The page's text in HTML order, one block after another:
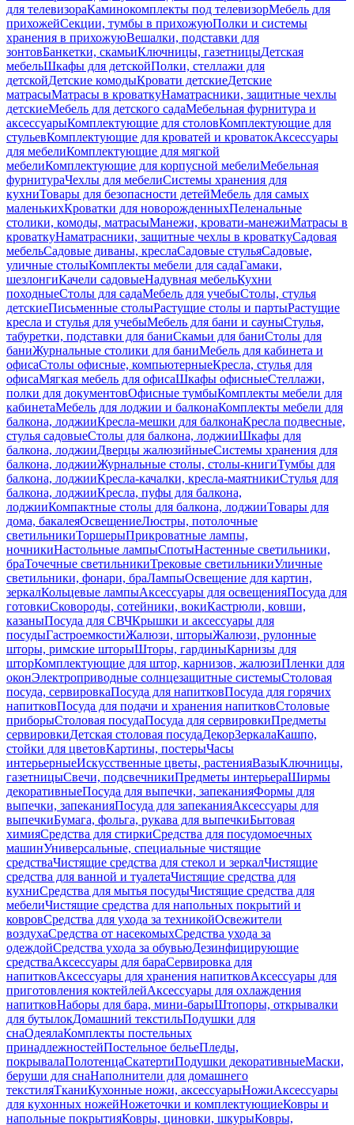
для телевизораКаминокомплекты под телевизорМебель для
прихожейСекции, тумбы в прихожуюПолки и системы
хранения в прихожуюВешалки, подставки для
зонтовБанкетки, скамьиКлючницы, газетницыДетская
мебельШкафы для детскойПолки, стеллажи для
детскойДетские комодыКровати детскиеДетские
матрасыМатрасы в кроваткуНаматрасники, защитные чехлы
детскиеМебель для детского садаМебельная фурнитура и
аксессуарыКомплектующие для столовКомплектующие для
стульевКомплектующие для кроватей и кроватокАксессуары
для мебелиКомплектующие для мягкой
мебелиКомплектующие для корпусной мебелиМебельная
фурнитураЧехлы для мебелиСистемы хранения для
кухниТовары для безопасности детейМебель для самых
маленькихКроватки для новорожденныхПеленальные
столики, комоды, матрасыМанежи, кровати-манежиМатрасы в
кроваткуНаматрасники, защитные чехлы в кроваткуСадовая
мебельСадовые диваны, креслаСадовые стульяСадовые,
уличные столыКомплекты мебели для садаГамаки,
шезлонгиКачели садовыеНадувная мебельКухни
походныеСтолы для садаМебель для учебыСтолы, стулья
детскиеПисьменные столыРастущие столы и партыРастущие
кресла и стулья для учебыМебель для бани и сауныСтулья,
табуретки, подставки для баниСкамьи для баниСтолы для
баниЖурнальные столики для баниМебель для кабинета и
офисаСтолы офисные, компьютерныеКресла, стулья для
офисаМягкая мебель для офисаШкафы офисныеСтеллажи,
полки для документовОфисные тумбыКомплекты мебели для
кабинетаМебель для лоджии и балконаКомплекты мебели для
балкона, лоджииКресла-мешки для балконаКресла подвесные,
стулья садовыеСтолы для балкона, лоджииШкафы для
балкона, лоджииДверцы жалюзийныеСистемы хранения для
балкона, лоджииЖурнальные столы, столы-книгиТумбы для
балкона, лоджииКресла-качалки, кресла-маятникиСтулья для
балкона, лоджииКресла, пуфы для балкона,
лоджииКомпактные столы для балкона, лоджииТовары для
дома, бакалеяОсвещениеЛюстры, потолочные
светильникиТоршерыПрикроватные лампы,
ночникиНастольные лампыСпотыНастенные светильники,
браТочечные светильникиТрековые светильникиУличные
светильники, фонари, браЛампыОсвещение для картин,
зеркалКольцевые лампыАксессуары для освещенияПосуда для
готовкиСковороды, сотейники, вокиКастрюли, ковши,
казаныПосуда для СВЧКрышки и аксессуары для
посудыГастроемкостиЖалюзи, шторыЖалюзи, рулонные
шторы, римские шторыШторы, гардиныКарнизы для
шторКомплектующие для штор, карнизов, жалюзиПленки для
оконЭлектроприводные солнцезащитные системыСтоловая
посуда, сервировкаПосуда для напитковПосуда для горячих
напитковПосуда для подачи и хранения напитковСтоловые
приборыСтоловая посудаПосуда для сервировкиПредметы
сервировкиДетская столовая посудаДекорЗеркалаКашпо,
стойки для цветовКартины, постерыЧасы
интерьерныеИскусственные цветы, растенияВазыКлючницы,
газетницыСвечи, подсвечникиПредметы интерьераШирмы
декоративныеПосуда для выпечки, запеканияФормы для
выпечки, запеканияПосуда для запеканияАксессуары для
выпечкиБумага, фольга, рукава для выпечкиБытовая
химияСредства для стиркиСредства для посудомоечных
машинУниверсальные, специальные чистящие
средстваЧистящие средства для стекол и зеркалЧистящие
средства для ванной и туалетаЧистящие средства для
кухниСредства для мытья посудыЧистящие средства для
мебелиЧистящие средства для напольных покрытий и
ковровСредства для ухода за техникойОсвежители
воздухаСредства от насекомыхСредства ухода за
одеждойСредства ухода за обувьюДезинфицирующие
средстваАксессуары для бараСервировка для
напитковАксессуары для хранения напитковАксессуары для
приготовления коктейлейАксессуары для охлаждения
напитковНаборы для бара, мини-барыШтопоры, открывалки
для бутылокДомашний текстильПодушки для
снаОдеялаКомплекты постельных
принадлежностейПостельное бельеПледы,
покрывалаПолотенцаСкатертиПодушки декоративныеМаски,
беруши для снаНаполнители для домашнего
текстиляТканиКухонные ножи, аксессуарыНожиАксессуары
для кухонных ножейНожеточки и комплектующиеКовры и
напольные покрытияКовры, циновки, шкурыКовры,